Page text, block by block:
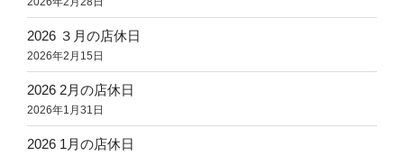
2026 ３月の店休日
2026年2月15日
2026 2月の店休日
2026年1月31日
2026 1月の店休日